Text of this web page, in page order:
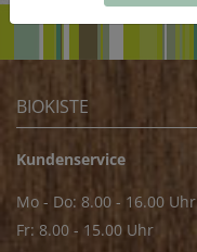
BIOKISTE
Kundenservice
Mo - Do: 8.00 - 16.00 Uhr
Fr: 8.00 - 15.00 Uhr